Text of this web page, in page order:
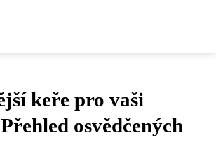
keře pro vaši
osvědčených